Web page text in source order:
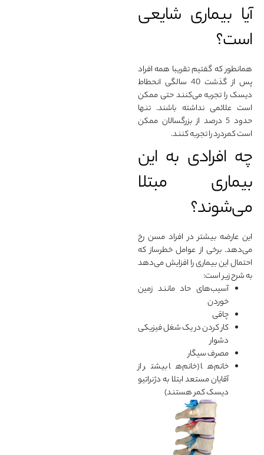
آیا بیماری شایعی
است؟
همانطور که گفتیم تقریبا همه افراد
پس از گذشت 40 سالگی انحطاط
دیسک را تجربه می‌کنند حتی ممکن
است علائمی نداشته باشند. تنها
حدود 5 درصد از بزرگسالان ممکن
است کمردرد را تجربه کنند.
چه افرادی به این
بیماری مبتلا
می‌شوند؟
این عارضه بیشتر در افراد مسن رخ
می‌دهد. برخی از عوامل خطرساز که
احتمال این بیماری را افزایش می‌دهد
به شرح زیر است:
آسیب‌های حاد مانند زمین
خوردن
چاقی
کار کردن در یک شغل فیزیکی
دشوار
مصرف سیگار
خانم‌ها (خانم‌ها بیشتر از
آقایان مستعد ابتلا به دژنراتیو
دیسک کمر هستند)